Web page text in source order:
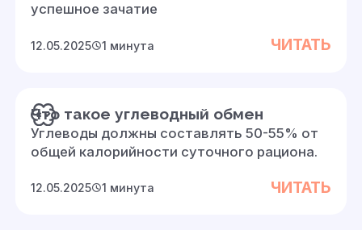
успешное зачатие
12.05.2025 1 минута ЧИТАТЬ
Что такое углеводный обмен
Углеводы должны составлять 50-55% от
общей калорийности суточного рациона.
12.05.2025 1 минута ЧИТАТЬ